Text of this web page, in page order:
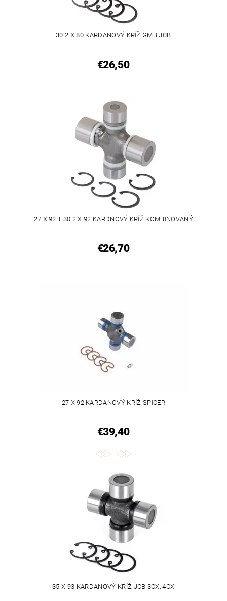
30.2 X 80 KARDANOVÝ KRÍŽ GMB JCB
€26,50
27 X 92 + 30.2 X 92 KARDNOVÝ KRÍŽ KOMBINOVANÝ
€26,70
27 X 92 KARDANOVÝ KRÍŽ SPICER
€39,40
35 X 93 KARDANOVÝ KRÍŽ JCB 3CX, 4CX